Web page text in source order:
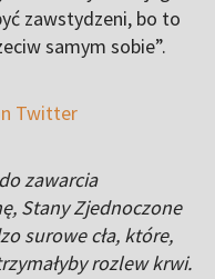
zawstydzeni, bo to
samym sobie”.
Twitter
zawarcia
Stany Zjednoczone
surowe cła, które,
rozlew krwi.